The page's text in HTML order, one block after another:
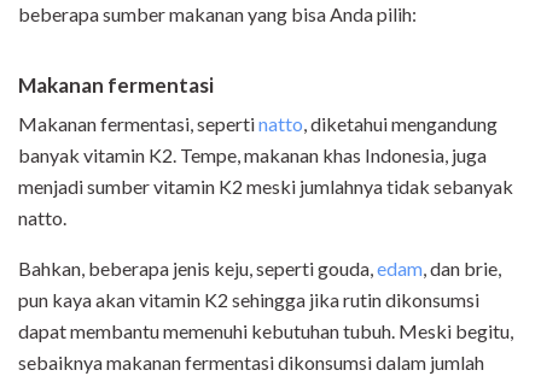
beberapa sumber makanan yang bisa Anda pilih:
Makanan fermentasi
Makanan fermentasi, sepertinatto, diketahui mengandung
banyak vitamin K2. Tempe, makanan khas Indonesia, juga
menjadi sumber vitamin K2 meski jumlahnya tidak sebanyak
natto.
Bahkan, beberapa jenis keju, seperti gouda,edam, dan brie,
pun kaya akan vitamin K2 sehingga jika rutin dikonsumsi
dapat membantu memenuhi kebutuhan tubuh. Meski begitu,
sebaiknya makanan fermentasi dikonsumsi dalam jumlah